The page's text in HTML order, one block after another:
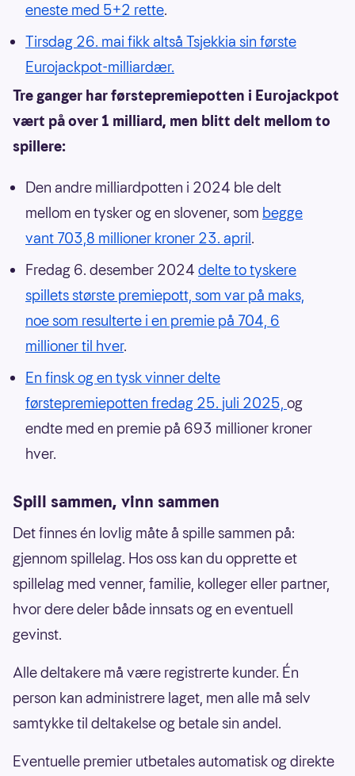
eneste med 5+2 rette.
Tirsdag 26. mai fikk altså Tsjekkia sin første
Eurojackpot-milliardær.
Tre ganger har førstepremiepotten i Eurojackpot
vært på over 1 milliard, men blitt delt mellom to
spillere:
Den andre milliardpotten i 2024 ble delt
mellom en tysker og en slovener, som begge
vant 703,8 millioner kroner 23. april.
Fredag 6. desember 2024 delte to tyskere
spillets største premiepott, som var på maks,
noe som resulterte i en premie på 704, 6
millioner til hver.
En finsk og en tysk vinner delte
førstepremiepotten fredag 25. juli 2025, og
endte med en premie på 693 millioner kroner
hver.
Spill sammen, vinn sammen
Det finnes én lovlig måte å spille sammen på:
gjennom spillelag. Hos oss kan du opprette et
spillelag med venner, familie, kolleger eller partner,
hvor dere deler både innsats og en eventuell
gevinst.
Alle deltakere må være registrerte kunder. Én
person kan administrere laget, men alle må selv
samtykke til deltakelse og betale sin andel.
Eventuelle premier utbetales automatisk og direkte